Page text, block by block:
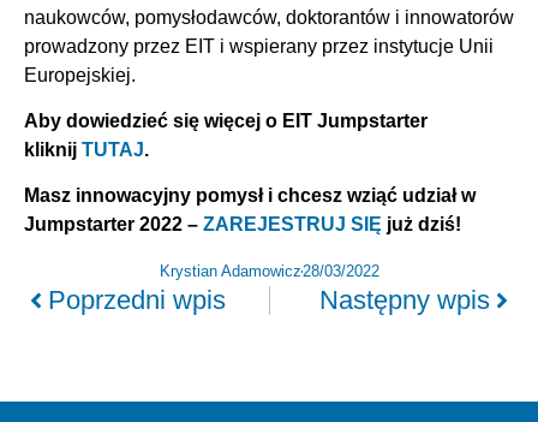
naukowców, pomysłodawców, doktorantów i innowatorów
prowadzony przez EIT i wspierany przez instytucje Unii
Europejskiej.
Aby dowiedzieć się więcej o EIT Jumpstarter
kliknij TUTAJ.
Masz innowacyjny pomysł i chcesz wziąć udział w
Jumpstarter 2022 – ZAREJESTRUJ SIĘ już dziś!
Krystian Adamowicz28/03/2022
Poprzedni wpis Następny wpis